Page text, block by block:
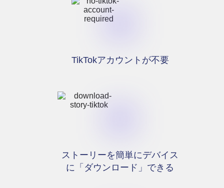
TikTokアカウントが不要
ストーリーを簡単にデバイス
に「ダウンロード」できる